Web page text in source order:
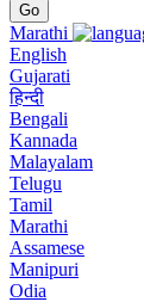
Marathi
English
Gujarati
हिन्दी
Bengali
Kannada
Malayalam
Telugu
Tamil
Marathi
Assamese
Manipuri
Odia